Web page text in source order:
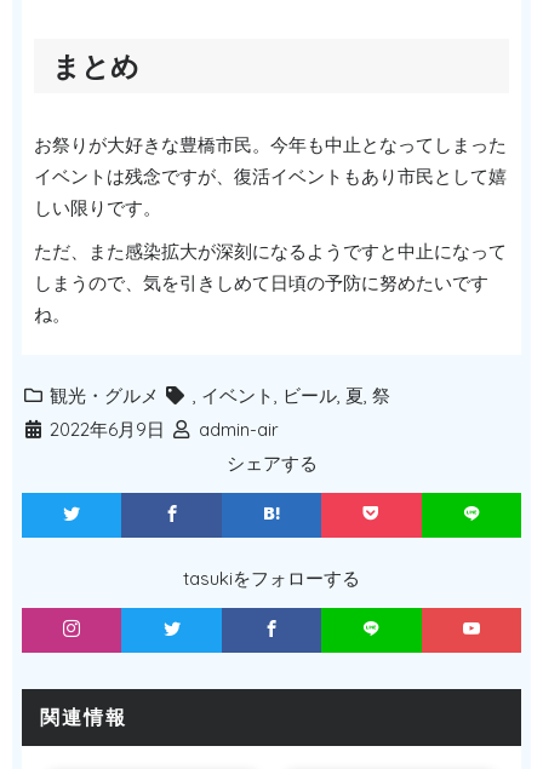
まとめ
お祭りが大好きな豊橋市民。今年も中止となってしまった
イベントは残念ですが、復活イベントもあり市民として嬉
しい限りです。
ただ、また感染拡大が深刻になるようですと中止になって
しまうので、気を引きしめて日頃の予防に努めたいです
ね。
観光・グルメ , イベント, ビール, 夏, 祭
2022年6月9日
admin-air
シェアする
tasukiをフォローする
関連情報